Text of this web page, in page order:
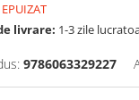
livrare: 1-3 zile
9786063329227